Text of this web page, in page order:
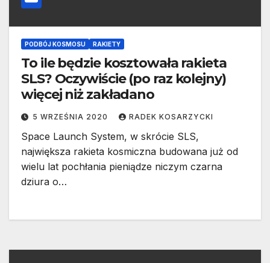
PODBÓJ KOSMOSU RAKIETY
To ile będzie kosztowała rakieta
SLS? Oczywiście (po raz kolejny)
więcej niż zakładano
5 WRZEŚNIA 2020 RADEK KOSARZYCKI
Space Launch System, w skrócie SLS,
największa rakieta kosmiczna budowana już od
wielu lat pochłania pieniądze niczym czarna
dziura o…